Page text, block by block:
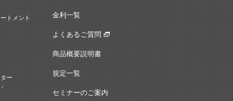
トメント
ー
金利一覧
よくあるご質問
商品概要説明書
規定一覧
セミナーのご案内